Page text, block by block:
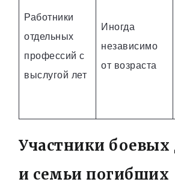
Работники
отдельных
профессий с
выслугой лет
Иногда
независимо
от возраста
Участники боевых
и семьи погибших